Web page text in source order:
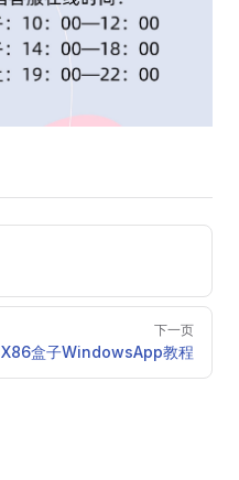
下一页
X86盒子WindowsApp教程